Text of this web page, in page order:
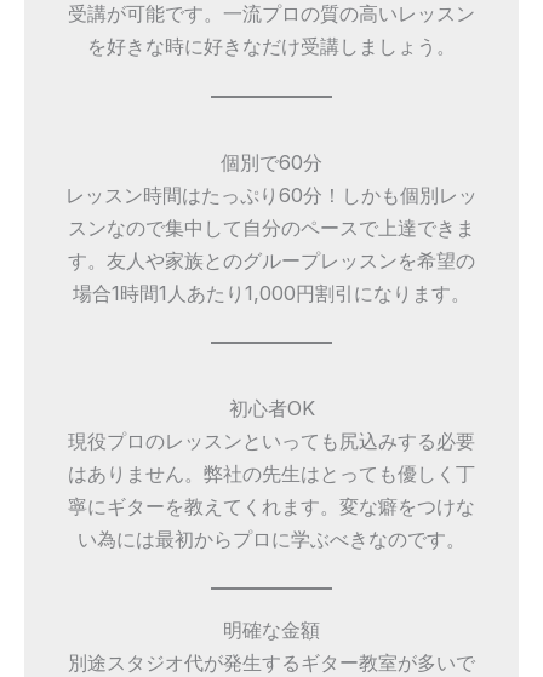
受講が可能です。一流プロの質の高いレッスン
を好きな時に好きなだけ受講しましょう。
個別で60分
レッスン時間はたっぷり60分！しかも個別レッ
スンなので集中して自分のペースで上達できま
す。友人や家族とのグループレッスンを希望の
場合1時間1人あたり1,000円割引になります。
初心者OK
現役プロのレッスンといっても尻込みする必要
はありません。弊社の先生はとっても優しく丁
寧にギターを教えてくれます。変な癖をつけな
い為には最初からプロに学ぶべきなのです。
明確な金額
別途スタジオ代が発生するギター教室が多いで